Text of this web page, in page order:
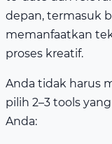
depan, termasuk
memanfaatkan
proses kreatif.
Anda tidak harus
pilih 2–3 tools
Anda: